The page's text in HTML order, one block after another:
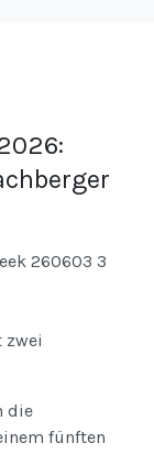
zwei
die
fünften